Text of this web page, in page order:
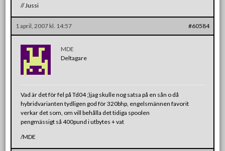
// Jussi
1 april, 2007 kl. 14:57 #60584
MDE
Deltagare
Vad är det för fel på Td04 ;)jag skulle nog satsa på en sån o då
hybridvarianten tydligen god för 320bhp, engelsmännen favorit
verkar det som, om vill behålla det tidiga spoolen
pengmässigt så 400pund i utbytes + vat
/MDE